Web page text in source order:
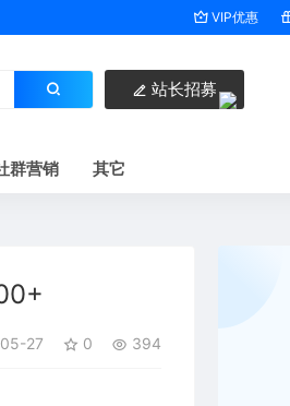
VIP优惠
站长招募
群营销 其它
27 0 394